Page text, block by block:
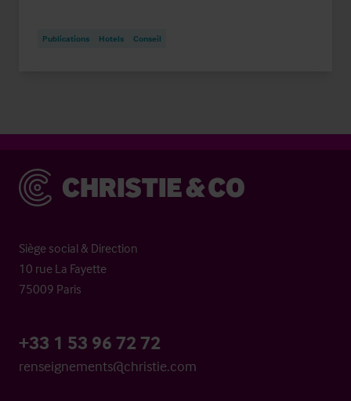
Publications Hotels Conseil
Christie & Co
Siège social & Direction
10 rue La Fayette
75009 Paris
+33 1 53 96 72 72
renseignements@christie.com